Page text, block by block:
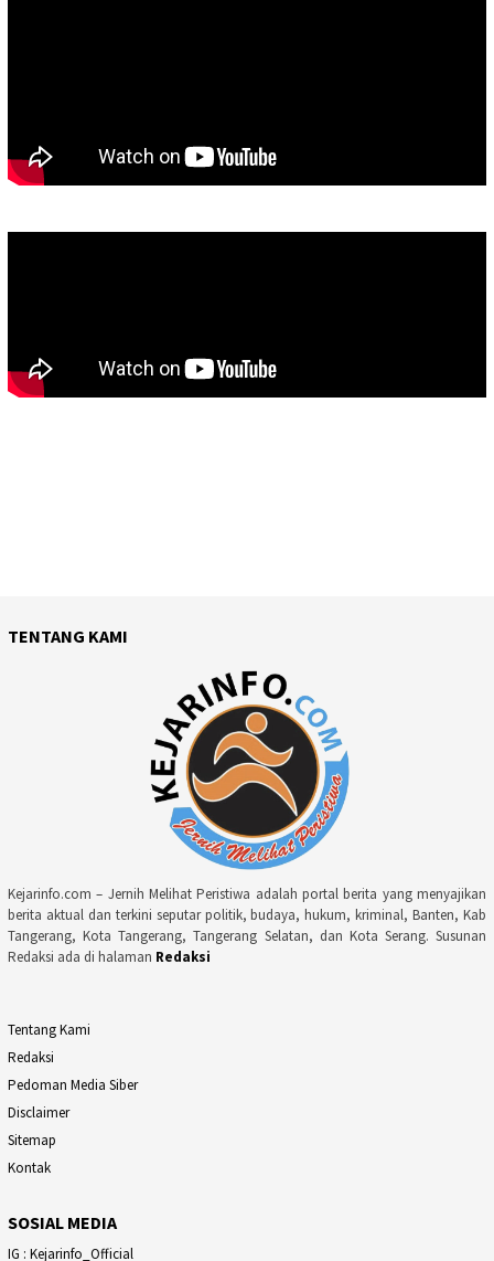
TENTANG KAMI
Kejarinfo.com – Jernih Melihat Peristiwa adalah portal berita yang menyajikan
berita aktual dan terkini seputar politik, budaya, hukum, kriminal, Banten, Kab
Tangerang, Kota Tangerang, Tangerang Selatan, dan Kota Serang. Susunan
Redaksi ada di halaman Redaksi
Tentang Kami
Redaksi
Pedoman Media Siber
Disclaimer
Sitemap
Kontak
SOSIAL MEDIA
IG : Kejarinfo_Official